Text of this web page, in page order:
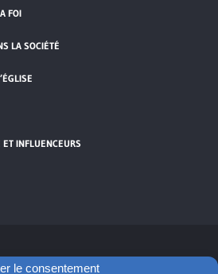
le consentement
FOI
LA SOCIÉTÉ
ET INFLUENCEURS
accepter les cookies de